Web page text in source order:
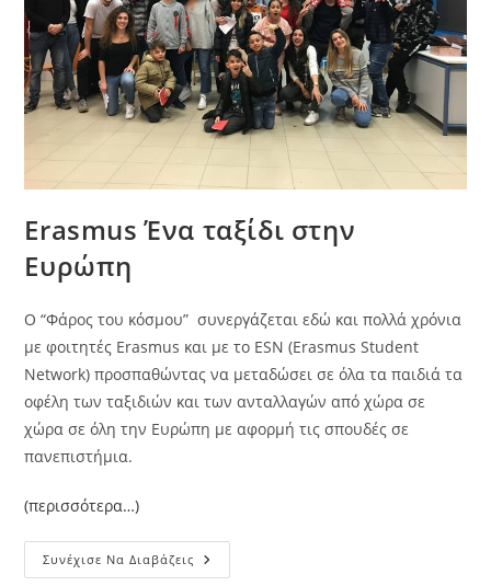
Erasmus Ένα ταξίδι στην
Ευρώπη
Ο “Φάρος του κόσμου” συνεργάζεται εδώ και πολλά χρόνια
με φοιτητές Erasmus και με το ESN (Erasmus Student
Network) προσπαθώντας να μεταδώσει σε όλα τα παιδιά τα
οφέλη των ταξιδιών και των ανταλλαγών από χώρα σε
χώρα σε όλη την Ευρώπη με αφορμή τις σπουδές σε
πανεπιστήμια.
(περισσότερα…)
Συνέχισε Να Διαβάζεις Erasmus
Ένα